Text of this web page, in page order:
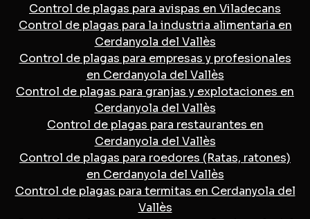
Control de plagas para avispas en Viladecans
Control de plagas para la industria alimentaria en
Cerdanyola del Vallès
Control de plagas para empresas y profesionales
en Cerdanyola del Vallès
Control de plagas para granjas y explotaciones en
Cerdanyola del Vallès
Control de plagas para restaurantes en
Cerdanyola del Vallès
Control de plagas para roedores (Ratas, ratones)
en Cerdanyola del Vallès
Control de plagas para termitas en Cerdanyola del
Vallès